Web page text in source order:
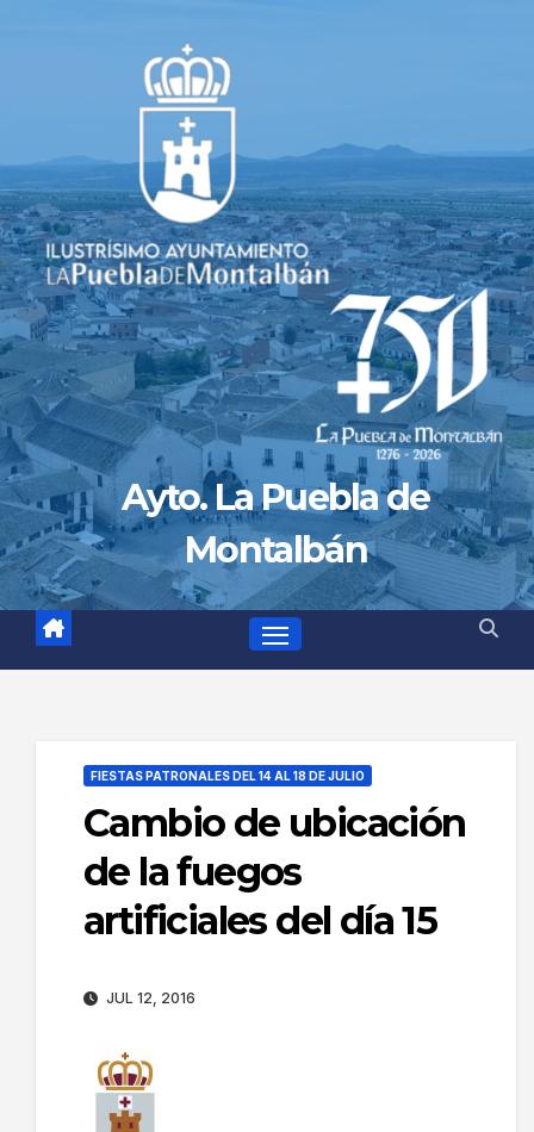
Ayto. La Puebla de
Montalbán
FIESTAS PATRONALES DEL 14 AL 18 DE JULIO
Cambio de ubicación
de la fuegos
artificiales del día 15
JUL 12, 2016